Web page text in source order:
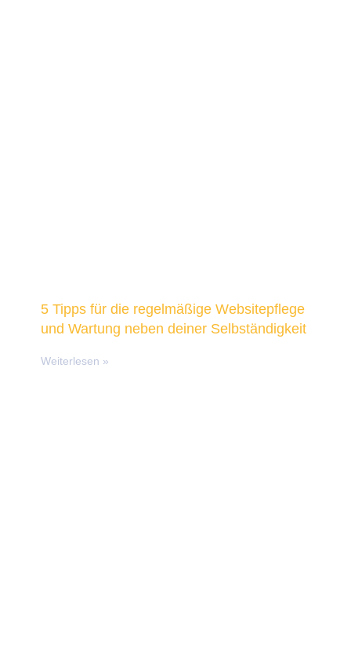
5 Tipps für die regelmäßige Websitepflege
und Wartung neben deiner Selbständigkeit
Weiterlesen »